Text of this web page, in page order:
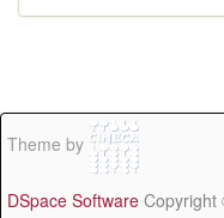
Theme by
DSpace Software Copyright